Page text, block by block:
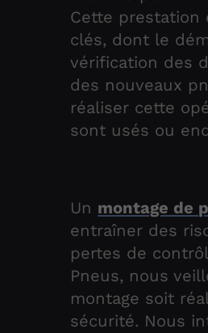
Cette prestation
clés, dont le
vérification des
des nouveaux
réaliser cette
sont usés ou
Un montage de
entraîner des
pertes de
Pneus, nous
montage soit
sécurité. Nous